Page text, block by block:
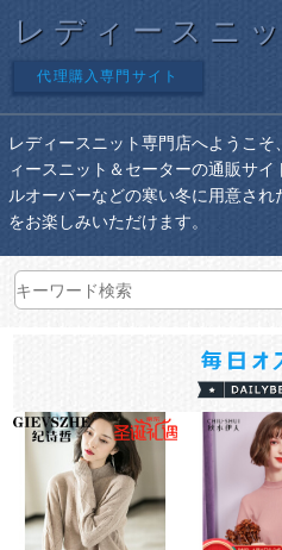
レディースニ
代理購入専門サイト
レディースニット専門店へようこ
ィースニット＆セーターの通販サ
ルオーバーなどの寒い冬に用意さ
をお楽しみいただけます。